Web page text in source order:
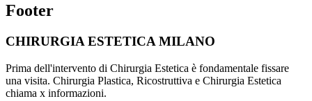
Footer
CHIRURGIA ESTETICA MILANO
Prima dell'intervento di Chirurgia Estetica è fondamentale fissare
una visita. Chirurgia Plastica, Ricostruttiva e Chirurgia Estetica
chiama x informazioni.